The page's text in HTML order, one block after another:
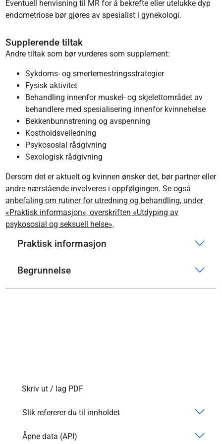
Eventuell henvisning til MR for å bekrefte eller utelukke dyp
endometriose bør gjøres av spesialist i gynekologi.
Supplerende tiltak
Andre tiltak som bør vurderes som supplement:
Sykdoms- og smertemestringsstrategier
Fysisk aktivitet
Behandling innenfor muskel- og skjelettområdet av
behandlere med spesialisering innenfor kvinnehelse
Bekkenbunnstrening og avspenning
Kostholdsveiledning
Psykososial rådgivning
Sexologisk rådgivning
Dersom det er aktuelt og kvinnen ønsker det, bør partner eller
andre nærstående involveres i oppfølgingen.Se også
anbefaling om rutiner for utredning og behandling, under
«Praktisk informasjon», overskriften «Utdyping av
psykososial og seksuell helse».
Praktisk informasjon
Begrunnelse
Skriv ut / lag PDF
Slik refererer du til innholdet
Åpne data (API)